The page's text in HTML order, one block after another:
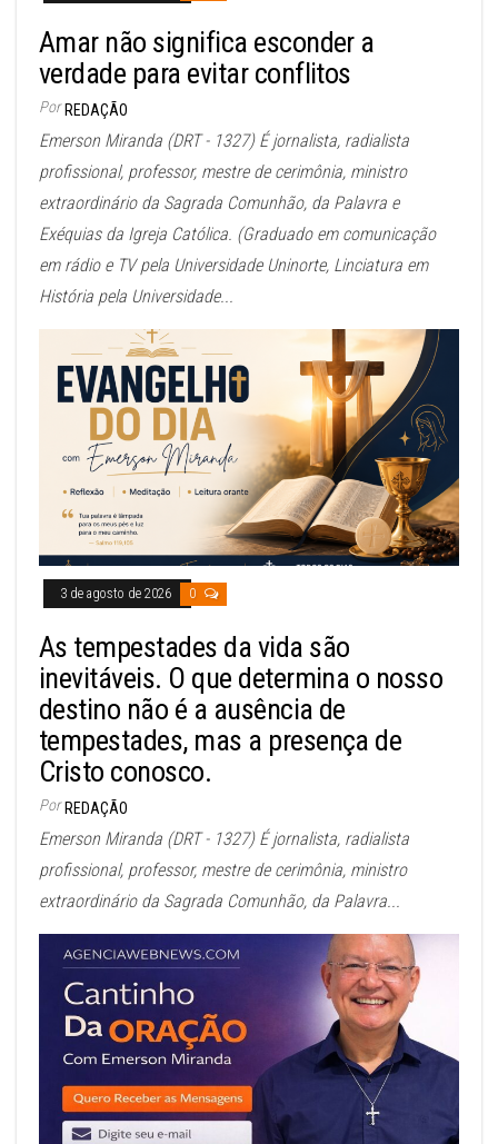
Amar não significa esconder a
verdade para evitar conflitos
Por REDAÇÃO
Emerson Miranda (DRT - 1327) É jornalista, radialista
profissional, professor, mestre de cerimônia, ministro
extraordinário da Sagrada Comunhão, da Palavra e
Exéquias da Igreja Católica. (Graduado em comunicação
em rádio e TV pela Universidade Uninorte, Linciatura em
História pela Universidade...
3 de agosto de 2026 0
As tempestades da vida são
inevitáveis. O que determina o nosso
destino não é a ausência de
tempestades, mas a presença de
Cristo conosco.
Por REDAÇÃO
Emerson Miranda (DRT - 1327) É jornalista, radialista
profissional, professor, mestre de cerimônia, ministro
extraordinário da Sagrada Comunhão, da Palavra...